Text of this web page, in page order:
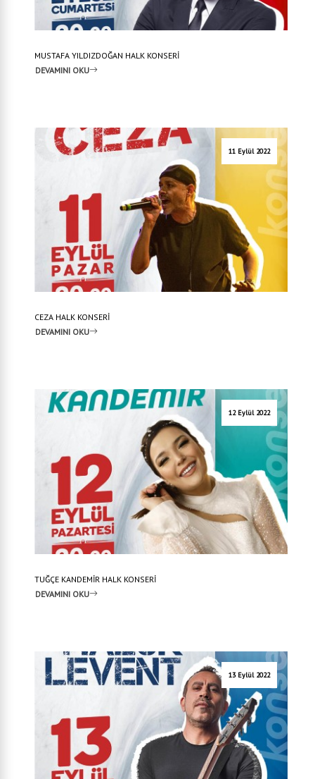
MUSTAFA YILDIZDOĞAN HALK KONSERİ
DEVAMINI OKU
11 Eylül 2022
CEZA HALK KONSERİ
DEVAMINI OKU
12 Eylül 2022
TUĞÇE KANDEMİR HALK KONSERİ
DEVAMINI OKU
13 Eylül 2022